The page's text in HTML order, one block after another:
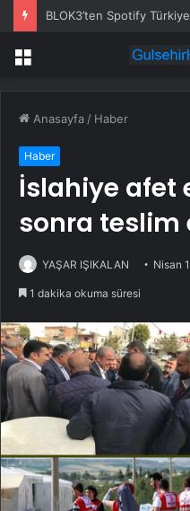
Menü
Anasayfa / Haber
Haber
İslahiye afet
sonra teslim
YAŞAR IŞIKALAN Nisan
1 dakika okuma süresi